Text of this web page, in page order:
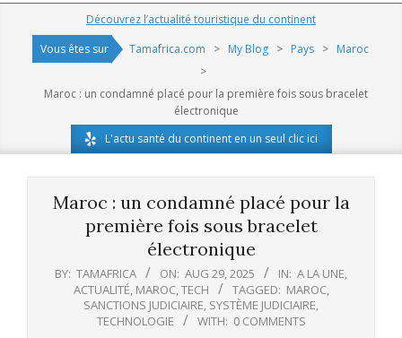
Navigation
Découvrez l’actualité touristique du continent
Vous êtes sur
Tamafrica.com > My Blog > Pays > Maroc
>
Maroc : un condamné placé pour la première fois sous bracelet
électronique
L'actu santé du continent en un seul clic ici
Maroc : un condamné placé pour la
première fois sous bracelet
électronique
BY: TAMAFRICA ON: AUG 29, 2025 IN: A LA UNE,
ACTUALITÉ, MAROC,TECH TAGGED: MAROC,
SANCTIONS JUDICIAIRE, SYSTÈME JUDICIAIRE,
TECHNOLOGIE
WITH: 0 COMMENTS